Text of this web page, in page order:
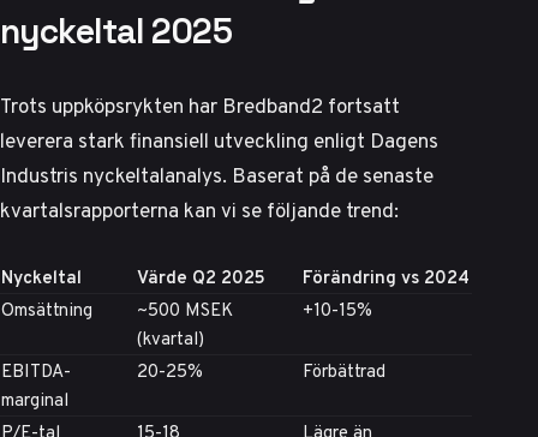
nyckeltal 2025
Trots uppköpsrykten har Bredband2 fortsatt
leverera stark finansiell utveckling enligt Dagens
Industris nyckeltalanalys. Baserat på de senaste
kvartalsrapporterna kan vi se följande trend:
Nyckeltal Värde Q2 2025
Förändring vs 2024
Omsättning
~500 MSEK
(kvartal)
+10-15%
EBITDA-
marginal
20-25% Förbättrad